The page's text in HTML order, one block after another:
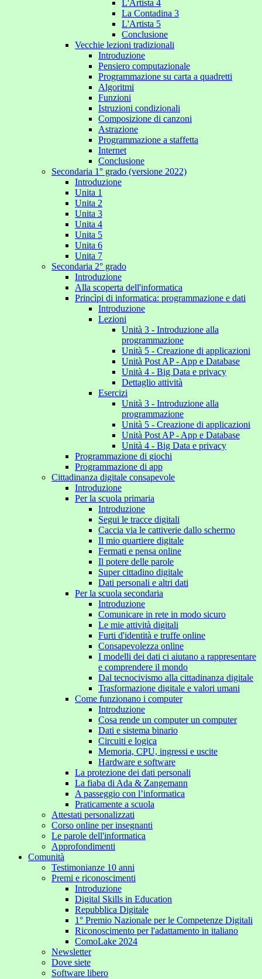
L'Artista 4
La Contadina 3
L'Artista 5
Conclusione
Vecchie lezioni tradizionali
Introduzione
Pensiero computazionale
Programmazione su carta a quadretti
Algoritmi
Funzioni
Istruzioni condizionali
Composizione di canzoni
Astrazione
Programmazione a staffetta
Internet
Conclusione
Secondaria 1° grado (versione 2022)
Introduzione
Unita 1
Unita 2
Unita 3
Unita 4
Unita 5
Unita 6
Unita 7
Secondaria 2° grado
Introduzione
Alla scoperta dell'informatica
Princìpi di informatica: programmazione e dati
Introduzione
Lezioni
Unità 3 - Introduzione alla
programmazione
Unità 5 - Creazione di applicazioni
Unità Post AP - App e Database
Unità 4 - Big Data e privacy
Dettaglio attività
Esercizi
Unità 3 - Introduzione alla
programmazione
Unità 5 - Creazione di applicazioni
Unità Post AP - App e Database
Unità 4 - Big Data e privacy
Programmazione di giochi
Programmazione di app
Cittadinanza digitale consapevole
Introduzione
Per la scuola primaria
Introduzione
Segui le tracce digitali
Caccia via le cattiverie dallo schermo
Il mio quartiere digitale
Fermati e pensa online
Il potere delle parole
Super cittadino digitale
Dati personali e altri dati
Per la scuola secondaria
Introduzione
Comunicare in rete in modo sicuro
Le mie attività digitali
Furti d'identità e truffe online
Consapevolezza online
I modelli dei dati ci aiutano a rappresentare
e comprendere il mondo
Dal tecnocivismo alla cittadinanza digitale
Trasformazione digitale e valori umani
Come funzionano i computer
Introduzione
Cosa rende un computer un computer
Dati e sistema binario
Circuiti e logica
Memoria, CPU, ingressi e uscite
Hardware e software
La protezione dei dati personali
La fiaba di Ada & Zangemann
A passeggio con l’informatica
Praticamente a scuola
Attestati personalizzati
Corso online per insegnanti
Le parole dell'informatica
Approfondimenti
Comunità
Testimonianze 10 anni
Premi e riconoscimenti
Introduzione
Digital Skills in Education
Repubblica Digitale
1° Premio Nazionale per le Competenze Digitali
Riconoscimento per l'adattamento in italiano
ComoLake 2024
Newsletter
Dove siete
Software libero